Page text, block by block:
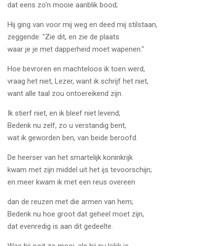
dat eens zo'n mooie aanblik bood;
Hij ging van voor mij weg en deed mij stilstaan,
zeggende: "Zie dit, en zie de plaats
waar je je met dapperheid moet wapenen."
Hoe bevroren en machteloos ik toen werd,
vraag het niet, Lezer, want ik schrijf het niet,
want alle taal zou ontoereikend zijn.
Ik stierf niet, en ik bleef niet levend;
Bedenk nu zelf, zo u verstandig bent,
wat ik geworden ben, van beide beroofd.
De heerser van het smartelijk koninkrijk
kwam met zijn middel uit het ijs tevoorschijn;
en meer kwam ik met een reus overeen
dan de reuzen met die armen van hem;
Bedenk nu hoe groot dat geheel moet zijn,
dat evenredig is aan dit gedeelte.